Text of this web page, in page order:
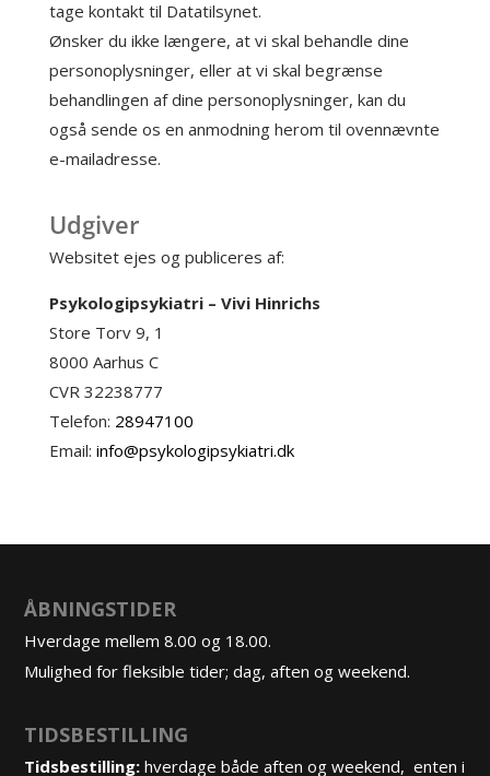
tage kontakt til Datatilsynet.
Ønsker du ikke længere, at vi skal behandle dine
personoplysninger, eller at vi skal begrænse
behandlingen af dine personoplysninger, kan du
også sende os en anmodning herom til ovennævnte
e-mailadresse.
Udgiver
Websitet ejes og publiceres af:
Psykologipsykiatri – Vivi Hinrichs
Store Torv 9, 1
8000 Aarhus C
CVR 32238777
Telefon: 28947100
Email: info@psykologipsykiatri.dk
ÅBNINGSTIDER
Hverdage mellem 8.00 og 18.00.
Mulighed for fleksible tider; dag, aften og weekend.
TIDSBESTILLING
Tidsbestilling: hverdage både aften og weekend, enten i